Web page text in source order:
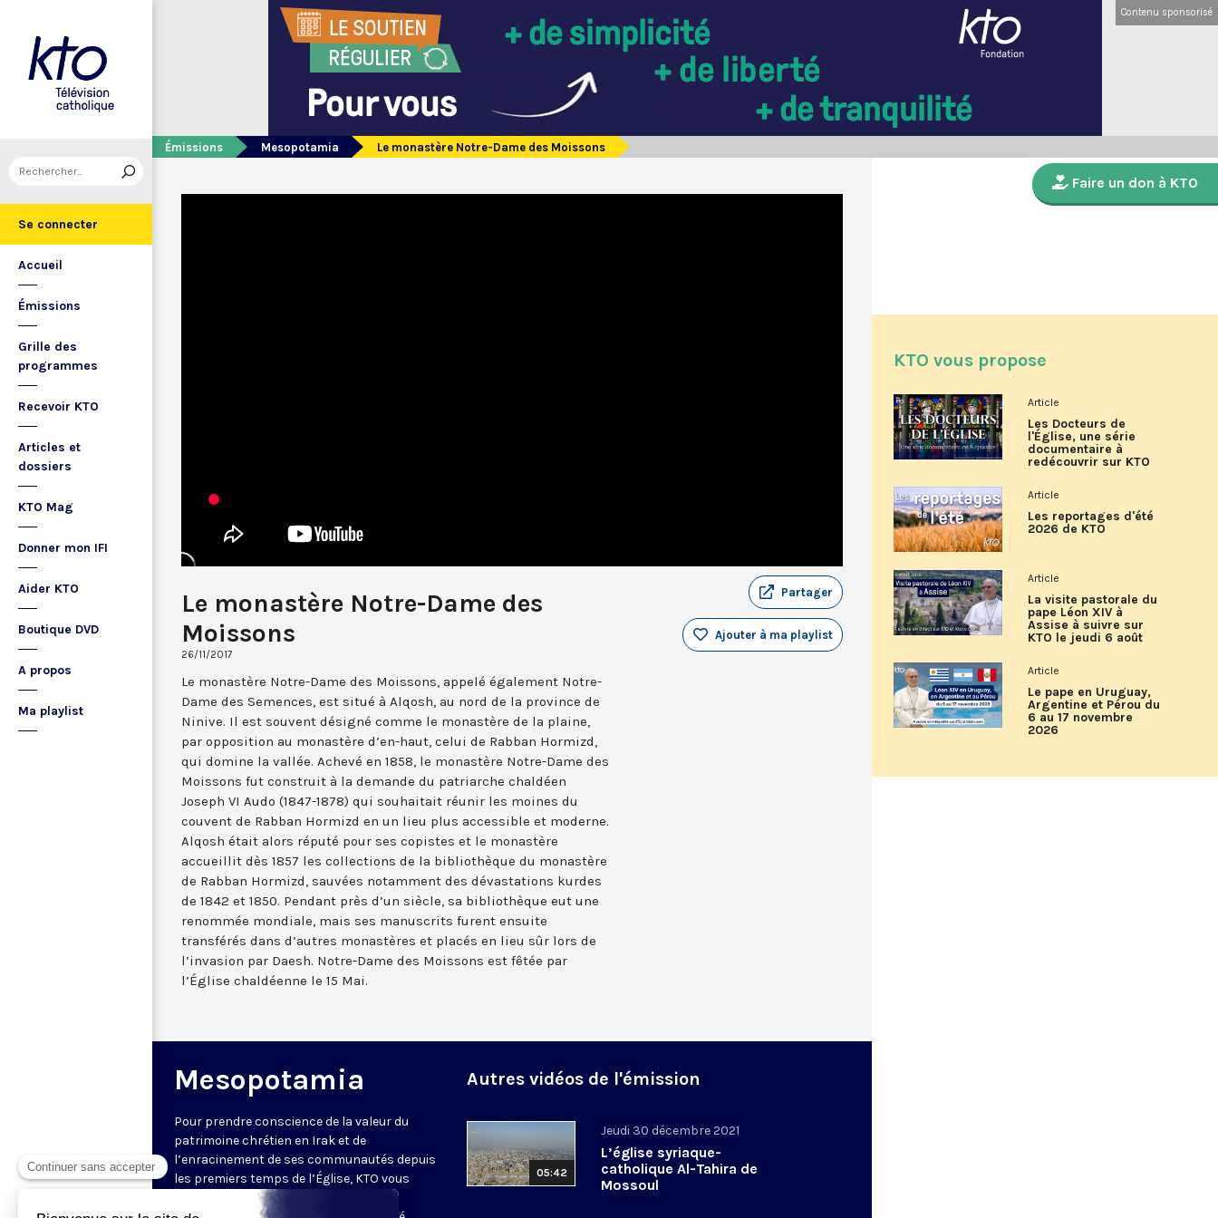
Se connecter
Accueil
Émissions
Grille des
programmes
Recevoir KTO
Articles et
dossiers
KTO Mag
Donner mon IFI
Aider KTO
Boutique DVD
A propos
Ma playlist
Contenu sponsorisé
Émissions Mesopotamia Le monastère Notre-Dame des Moissons
Le monastère Notre-Dame des
Moissons
26/11/2017
Partager
Ajouter à ma playlist
Le monastère Notre-Dame des Moissons, appelé également Notre-
Dame des Semences, est situé à Alqosh, au nord de la province de
Ninive. Il est souvent désigné comme le monastère de la plaine,
par opposition au monastère d’en-haut, celui de Rabban Hormizd,
qui domine la vallée. Achevé en 1858, le monastère Notre-Dame des
Moissons fut construit à la demande du patriarche chaldéen
Joseph VI Audo (1847-1878) qui souhaitait réunir les moines du
couvent de Rabban Hormizd en un lieu plus accessible et moderne.
Alqosh était alors réputé pour ses copistes et le monastère
accueillit dès 1857 les collections de la bibliothèque du monastère
de Rabban Hormizd, sauvées notamment des dévastations kurdes
de 1842 et 1850. Pendant près d’un siècle, sa bibliothèque eut une
renommée mondiale, mais ses manuscrits furent ensuite
transférés dans d’autres monastères et placés en lieu sûr lors de
l’invasion par Daesh. Notre-Dame des Moissons est fêtée par
l’Église chaldéenne le 15 Mai.
Mesopotamia
Pour prendre conscience de la valeur du
patrimoine chrétien en Irak et de
l’enracinement de ses communautés depuis
les premiers temps de l’Église, KTO vous
invite à partir à la découverte d’un site
Autres vidéos de l'émission
05:42
Jeudi 30 décembre 2021
L’église syriaque-
catholique Al-Tahira de
Mossoul
Faire un don à KTO
KTO vous propose
Article
Les Docteurs de
l'Église, une série
documentaire à
redécouvrir sur KTO
Article
Les reportages d'été
2026 de KTO
Article
La visite pastorale du
pape Léon XIV à
Assise à suivre sur
KTO le jeudi 6 août
Article
Le pape en Uruguay,
Argentine et Pérou du
6 au 17 novembre
2026